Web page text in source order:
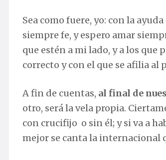
Sea como fuere, yo: con la
siempre fe, y espero amar
que estén a mi lado, y a los
correcto y con el que se afilia al
A fin de cuentas, al final de
otro, será la vela propia.
con crucifijo o sin él; y si va a
mejor se canta la internacional